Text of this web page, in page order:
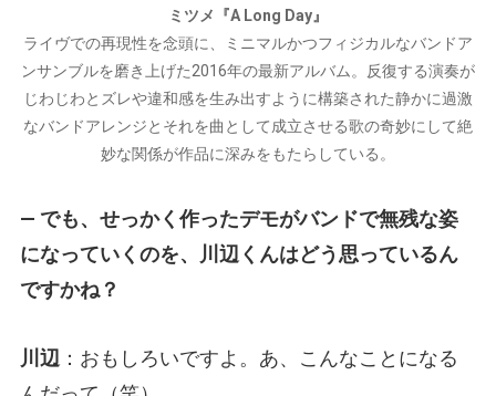
ミツメ『A Long Day』
ライヴでの再現性を念頭に、ミニマルかつフィジカルなバンドア
ンサンブルを磨き上げた2016年の最新アルバム。反復する演奏が
じわじわとズレや違和感を生み出すように構築された静かに過激
なバンドアレンジとそれを曲として成立させる歌の奇妙にして絶
妙な関係が作品に深みをもたらしている。
— でも、せっかく作ったデモがバンドで無残な姿
になっていくのを、川辺くんはどう思っているん
ですかね？
川辺 ：おもしろいですよ。あ、こんなことになる